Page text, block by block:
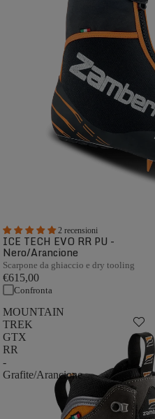
2 recensioni
ICE TECH EVO RR PU -
Nero/Arancione
Scarpone da ghiaccio e dry tooling
€615,00
Confronta
MOUNTAIN
TREK
GTX
RR
-
Grafite/Arancione